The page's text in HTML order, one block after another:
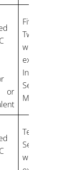
or
Five years:
Two years of
work
experience in
Information
Security
Management
Ten years:
Seven years of
work